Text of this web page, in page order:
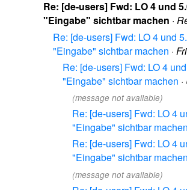
Re: [de-users] Fwd: LO 4 und
"Eingabe" sichtbar machen ·
Re: [de-users] Fwd: LO 4 und
"Eingabe" sichtbar machen ·
Re: [de-users] Fwd: LO 4
"Eingabe" sichtbar machen ·
(message not available)
Re: [de-users] Fwd: LO 4
"Eingabe" sichtbar machen
Re: [de-users] Fwd: LO 4
"Eingabe" sichtbar machen
(message not available)